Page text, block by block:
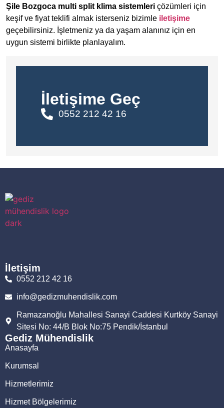
İletişime Geç
0552 212 42 16
Şile Bozgoca multi split klima sistemleri çözümleri için
keşif ve fiyat teklifi almak isterseniz bizimle iletişime
geçebilirsiniz. İşletmeniz ya da yaşam alanınız için en
uygun sistemi birlikte planlayalım.
İletişim
0552 212 42 16
info@gedizmuhendislik.com
Ramazanoğlu Mahallesi Sanayi Caddesi Kurtköy Sanayi
Sitesi No: 44/B Blok No:75 Pendik/İstanbul
Gediz Mühendislik
Anasayfa
Kurumsal
Hizmetlerimiz
Hizmet Bölgelerimiz